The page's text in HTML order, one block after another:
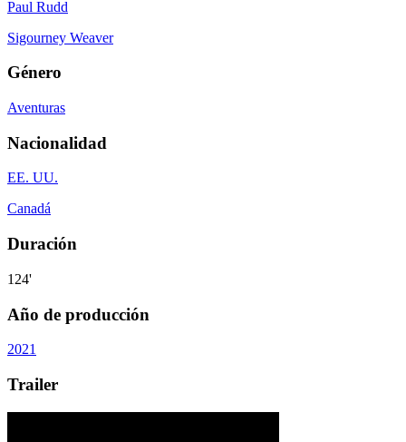
Paul Rudd
Sigourney Weaver
Género
Aventuras
Nacionalidad
EE. UU.
Canadá
Duración
124'
Año de producción
2021
Trailer